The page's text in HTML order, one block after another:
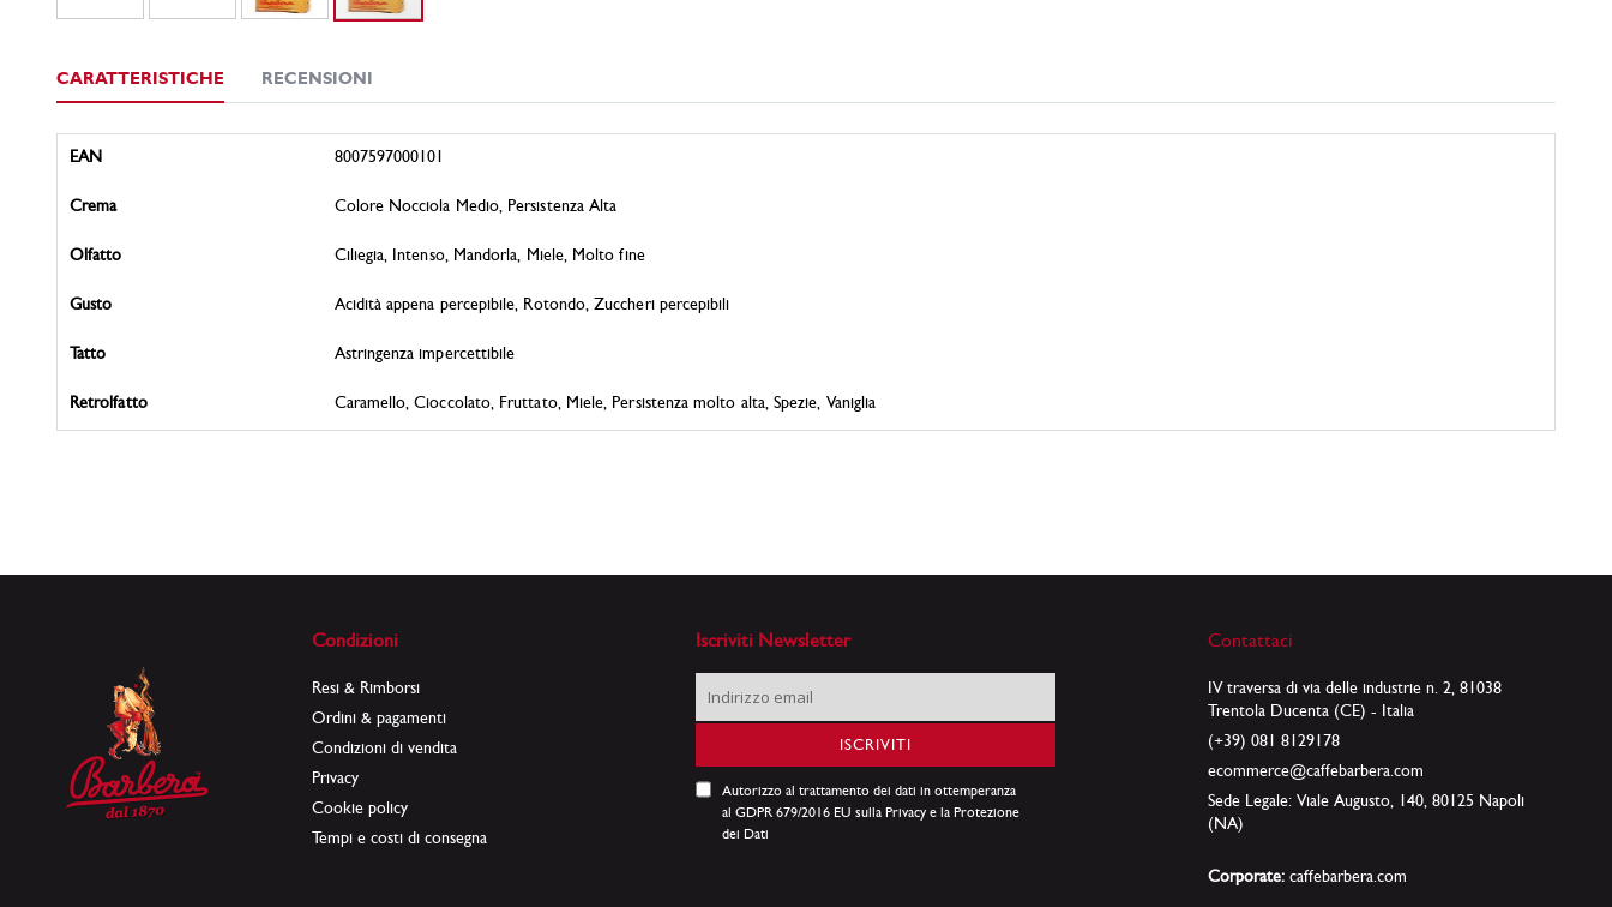
CARATTERISTICHE
Caratteristiche
EAN 8007597000101
Crema Colore Nocciola Medio, Persistenza Alta
Olfatto Ciliegia, Intenso, Mandorla, Miele, Molto fine
Gusto Acidità appena percepibile, Rotondo, Zuccheri percepibili
Tatto Astringenza impercettibile
Retrolfatto Caramello, Cioccolato, Fruttato, Miele, Persistenza molto alta, Spezie, Vaniglia
RECENSIONI
Condizioni
Resi & Rimborsi
Ordini & pagamenti
Condizioni di vendita
Privacy
Cookie policy
Tempi e costi di consegna
Iscriviti Newsletter
Iscriviti
alla
ISCRIVITI
Autorizzo al trattamento dei dati in ottemperanza
al GDPR 679/2016 EU sulla Privacy e la Protezione
dei Dati
Contattaci
IV traversa di via delle industrie n. 2, 81038
Trentola Ducenta (CE) - Italia
(+39) 081 8129178
ecommerce@caffebarbera.com
Sede Legale: Viale Augusto, 140, 80125 Napoli
(NA)
Corporate: caffebarbera.com